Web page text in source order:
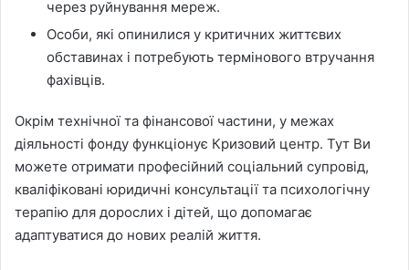
через руйнування мереж.
Особи, які опинилися у критичних життєвих
обставинах і потребують термінового втручання
фахівців.
Окрім технічної та фінансової частини, у межах
діяльності фонду функціонує Кризовий центр. Тут Ви
можете отримати професійний соціальний супровід,
кваліфіковані юридичні консультації та психологічну
терапію для дорослих і дітей, що допомагає
адаптуватися до нових реалій життя.